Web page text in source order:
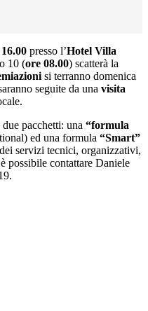
presso l’Hotel Villa
10 (ore 08.00) scatterà la
si terranno domenica
seguite da una visita
pacchetti: una “formula
ed una formula “Smart”
servizi tecnici, organizzativi,
possibile contattare Daniele